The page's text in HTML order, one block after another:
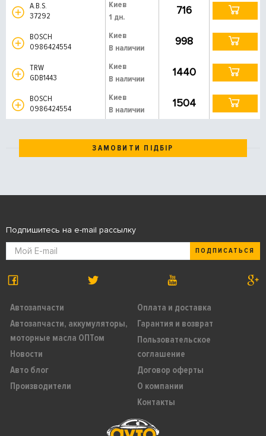
A.B.S.
37292
Киев
1 дн.
716
BOSCH
0986424554
Киев
В наличии
998
TRW
GDB1443
Киев
В наличии
1440
BOSCH
0986424554
Киев
В наличии
1504
ЗАМОВИТИ ПІДБІР
Автозапчасти
Автозапчасти, аккумуляторы,
моторные масла ОПТом
Новости
Авто блог
Производители
Оплата и доставка
Гарантия и возврат
Пользовательское
соглашение
Договор оферты
О компании
Контакты
Подпишитесь на e-mail рассылку
ПОДПИСАТЬСЯ